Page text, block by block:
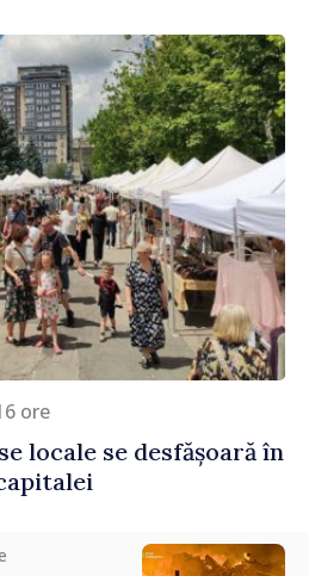
ore
locale se desfășoară în